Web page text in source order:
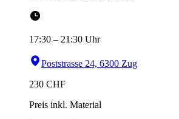
17:30 – 21:30 Uhr
Poststrasse 24, 6300 Zug
230 CHF
Preis inkl. Material